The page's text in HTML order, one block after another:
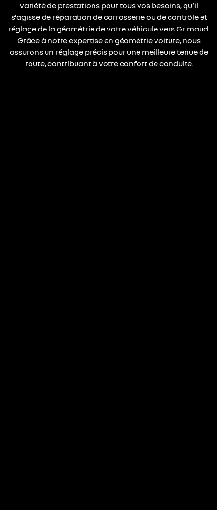
variété de prestations pour tous vos besoins, qu’il
s’agisse de réparation de carrosserie ou de contrôle et
réglage de la géométrie de votre véhicule vers Grimaud.
Grâce à notre expertise en géométrie voiture, nous
assurons un réglage précis pour une meilleure tenue de
route, contribuant à votre confort de conduite.